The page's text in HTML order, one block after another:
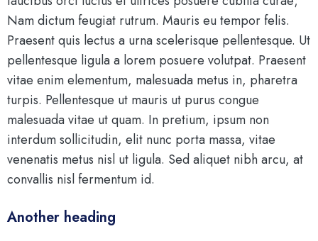
Nam dictum feugiat rutrum. Mauris eu tempor felis.
Praesent quis lectus a urna scelerisque pellentesque. Ut
pellentesque ligula a lorem posuere volutpat. Praesent
vitae enim elementum, malesuada metus in, pharetra
turpis. Pellentesque ut mauris ut purus congue
malesuada vitae ut quam. In pretium, ipsum non
interdum sollicitudin, elit nunc porta massa, vitae
venenatis metus nisl ut ligula. Sed aliquet nibh arcu, at
convallis nisl fermentum id.
Another heading